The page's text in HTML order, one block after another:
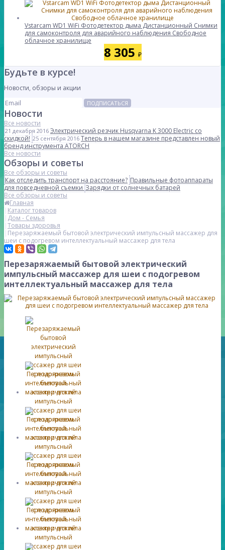
Vstarcam WD1 WiFi Фотодетектор дыма Дистанционный Снимки
для самоконтроля для аварийного наблюдения Свободное
облачное хранилище
8 305 ₽
Будьте в курсе!
Новости, обзоры и акции
ПОДПИСАТЬСЯ
Новости
Все новости
21 декабря 2016 Электрический резчик Husqvarna K 3000 Electric со
скидкой! 25 сентября 2016 Теперь в нашем магазине представлен новый
бренд инструмента ATORCH
Все новости
Обзоры и советы
Все обзоры и советы
Как отследить транспорт на расстояние? Правильные фотоаппараты
для повседневной съемкиЗарядки от солнечных батарей
Все обзоры и советы
Главная
Каталог товаров
Дом - Семья
Товары здоровья
Перезаряжаемый бытовой электрический импульсный массажер для
шеи с подогревом интеллектуальный массажер для тела
Перезаряжаемый бытовой электрический
импульсный массажер для шеи с подогревом
интеллектуальный массажер для тела